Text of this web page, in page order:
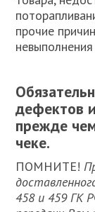
прочие
дефектов
прежде
чеке.
ПОМНИТЕ!
458 и 459 ГК